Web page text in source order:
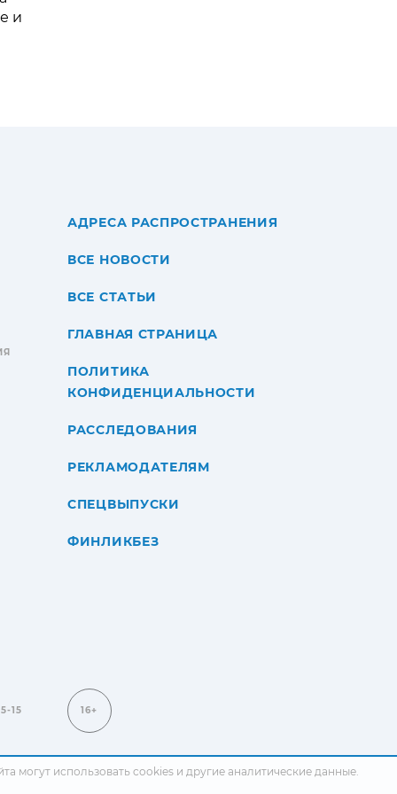
и
АДРЕСА РАСПРОСТРАНЕНИЯ
ВСЕ НОВОСТИ
ВСЕ СТАТЬИ
ГЛАВНАЯ СТРАНИЦА
ПОЛИТИКА
КОНФИДЕНЦИАЛЬНОСТИ
РАССЛЕДОВАНИЯ
РЕКЛАМОДАТЕЛЯМ
СПЕЦВЫПУСКИ
ФИНЛИКБЕЗ
15 16+
могут использовать cookies и другие аналитические данные.